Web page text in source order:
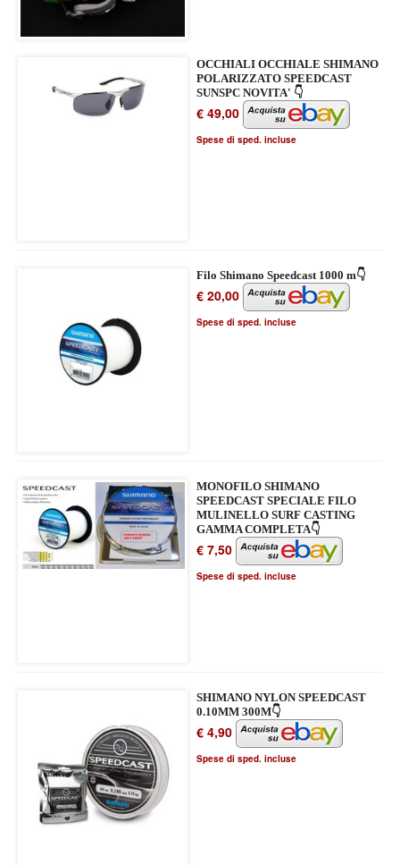
OCCHIALI OCCHIALE SHIMANO
POLARIZZATO SPEEDCAST
SUNSPC NOVITA' 👇
€ 49,00
Spese di sped. incluse
Filo Shimano Speedcast 1000 m👇
€ 20,00
Spese di sped. incluse
MONOFILO SHIMANO
SPEEDCAST SPECIALE FILO
MULINELLO SURF CASTING
GAMMA COMPLETA👇
€ 7,50
Spese di sped. incluse
SHIMANO NYLON SPEEDCAST
0.10MM 300M👇
€ 4,90
Spese di sped. incluse